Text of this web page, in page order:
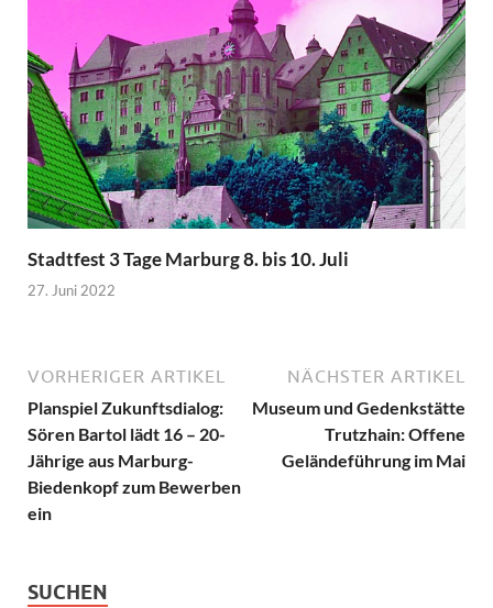
Stadtfest 3 Tage Marburg 8. bis 10. Juli
27. Juni 2022
VORHERIGER ARTIKEL
Planspiel Zukunftsdialog:
Sören Bartol lädt 16 – 20-
Jährige aus Marburg-
Biedenkopf zum Bewerben
ein
NÄCHSTER ARTIKEL
Museum und Gedenkstätte
Trutzhain: Offene
Geländeführung im Mai
SUCHEN